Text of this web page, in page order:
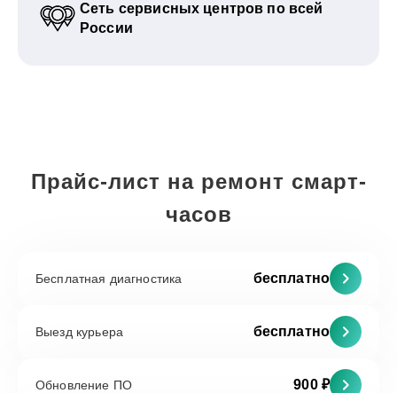
Сеть сервисных центров по всей
России
Прайс-лист на ремонт смарт-
часов
Бесплатная диагностика бесплатно
Выезд курьера бесплатно
Обновление ПО 900 ₽